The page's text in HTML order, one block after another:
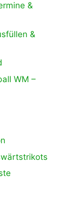
&
&
WM –